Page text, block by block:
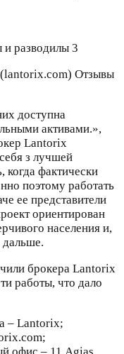
разводилы 3
доступна
активами.»,
Lantorix
з лучшей
когда фактически
поэтому работать
ее представители
ориентирован
населения и,
дальше.
брокера Lantorix
работы, что дало
– Lantorix;